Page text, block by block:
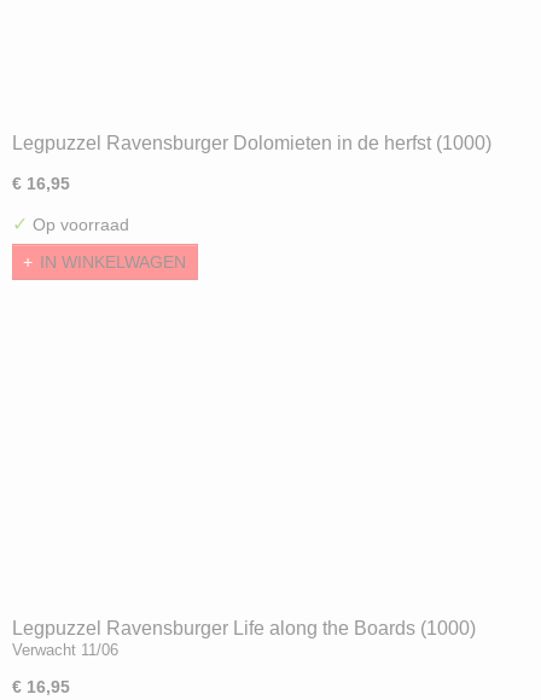
Legpuzzel Ravensburger Dolomieten in de herfst (1000)
€ 16,95
✓ Op voorraad
IN WINKELWAGEN
Legpuzzel Ravensburger Life along the Boards (1000)
Verwacht 11/06
€ 16,95